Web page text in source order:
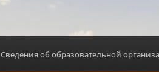
Сведения об образовательной